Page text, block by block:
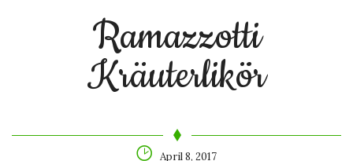
Ramazzotti
Kräuterlikör
April 8, 2017